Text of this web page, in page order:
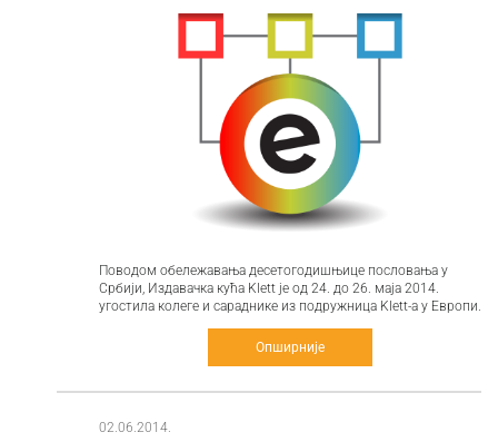
Поводом обележавања десетогодишњице пословања у
Србији, Издавачка кућа Klett је од 24. до 26. маја 2014.
угостила колеге и сараднике из подружница Klett-а у Европи.
Опширније
02.06.2014.